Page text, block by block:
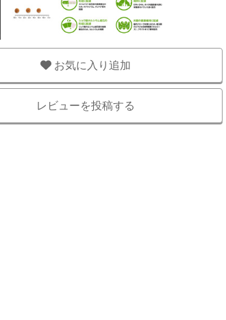
お気に入り追加
レビューを投稿する